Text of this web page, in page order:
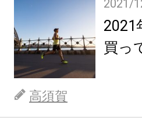
2021/
2021
買っ
高須賀